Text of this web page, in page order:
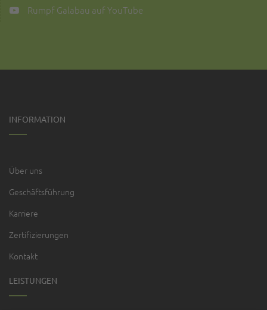
Rumpf Galabau auf YouTube
INFORMATION
Über uns
Geschäftsführung
Karriere
Zertifizierungen
Kontakt
LEISTUNGEN